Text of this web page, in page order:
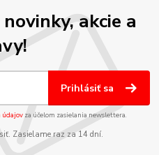
akcie a
Prihlásiť sa
údajov za účelom zasielania newslettera.
Zasielame raz za 14 dní.